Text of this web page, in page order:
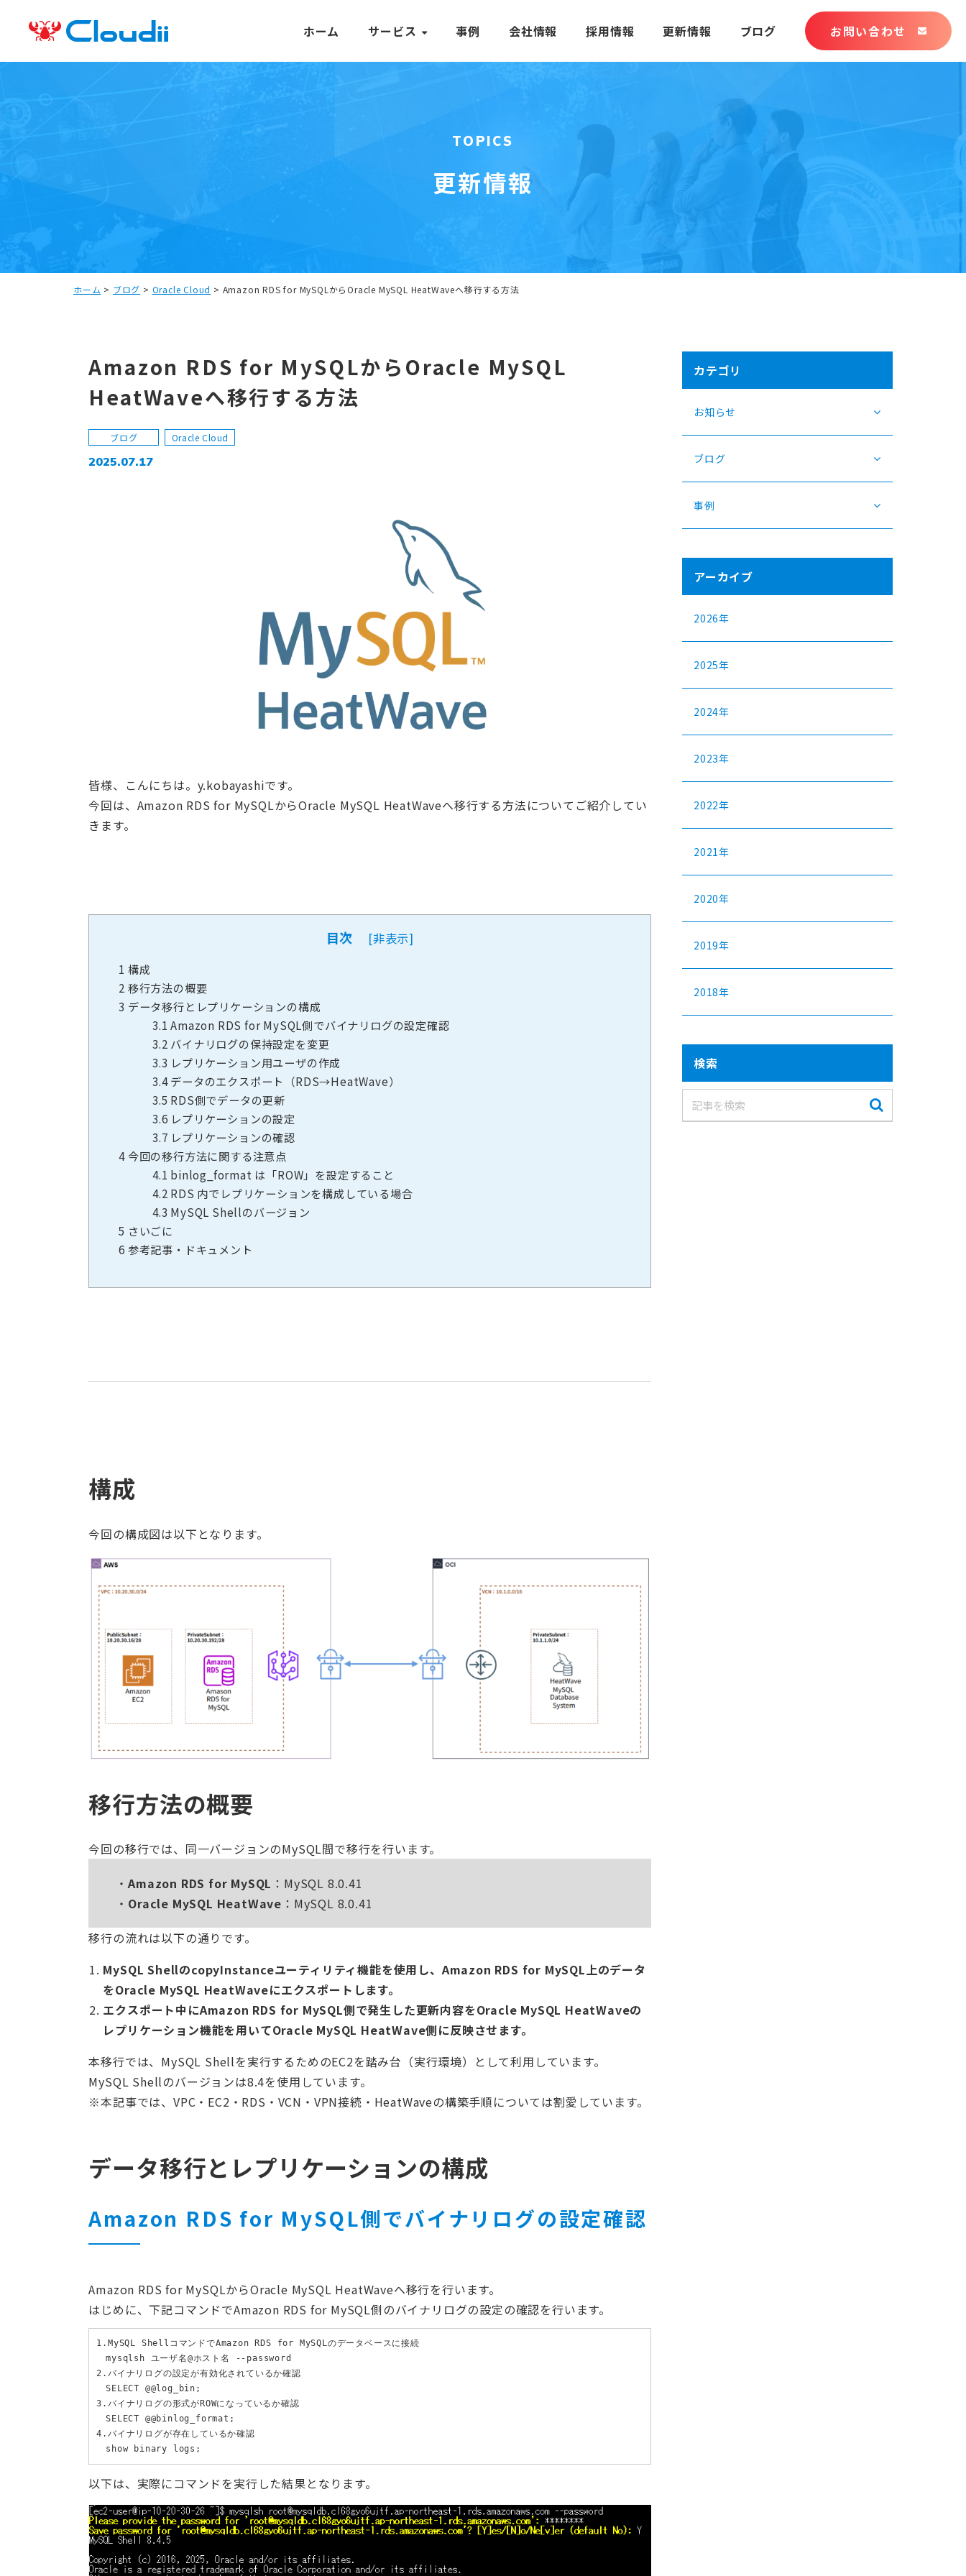
ホーム サービス 事例 会社情報 採用情報 更新情報 ブログ お問い合わせ
TOPICS
更新情報
ホーム > ブログ > Oracle Cloud > Amazon RDS for MySQLからOracle MySQL HeatWaveへ移行する方法
Amazon RDS for MySQLからOracle MySQL
HeatWaveへ移行する方法
ブログ Oracle Cloud
2025.07.17
皆様、こんにちは。y.kobayashiです。
今回は、Amazon RDS for MySQLからOracle MySQL HeatWaveへ移行する方法についてご紹介してい
きます。
目次 [非表示]
1 構成
2 移行方法の概要
3 データ移行とレプリケーションの構成
3.1 Amazon RDS for MySQL側でバイナリログの設定確認
3.2 バイナリログの保持設定を変更
3.3 レプリケーション用ユーザの作成
3.4データのエクスポート（RDS→HeatWave）
3.5 RDS側でデータの更新
3.6 レプリケーションの設定
3.7 レプリケーションの確認
4今回の移行方法に関する注意点
4.1 binlog_format は「ROW」を設定すること
4.2 RDS 内でレプリケーションを構成している場合
4.3 MySQL Shellのバージョン
5 さいごに
6 参考記事・ドキュメント
構成
今回の構成図は以下となります。
移行方法の概要
今回の移行では、同一バージョンのMySQL間で移行を行います。
Amazon RDS for MySQL ：MySQL 8.0.41
Oracle MySQL HeatWave ：MySQL 8.0.41
移行の流れは以下の通りです。
MySQL ShellのcopyInstanceユーティリティ機能を使用し、Amazon RDS for MySQL上のデータ
をOracle MySQL HeatWaveにエクスポートします。
エクスポート中にAmazon RDS for MySQL側で発生した更新内容をOracle MySQL HeatWaveの
レプリケーション機能を用いてOracle MySQL HeatWave側に反映させます。
本移行では、MySQL Shellを実行するためのEC2を踏み台（実行環境）として利用しています。
MySQL Shellのバージョンは8.4を使用しています。
※本記事では、VPC・EC2・RDS・VCN・VPN接続・HeatWaveの構築手順については割愛しています。
データ移行とレプリケーションの構成
Amazon RDS for MySQL側でバイナリログの設定確認
Amazon RDS for MySQLからOracle MySQL HeatWaveへ移行を行います。
はじめに、下記コマンドでAmazon RDS for MySQL側のバイナリログの設定の確認を行います。
1.MySQL ShellコマンドでAmazon RDS for MySQLのデータベースに接続
mysqlsh ユーザ名@ホスト名 --password
2.バイナリログの設定が有効化されているか確認
SELECT @@log_bin;
3.バイナリログの形式がROWになっているか確認
SELECT @@binlog_format;
4.バイナリログが存在しているか確認
show binary logs;
以下は、実際にコマンドを実行した結果となります。
カテゴリ
お知らせ
ブログ
事例
アーカイブ
2026年
2025年
2024年
2023年
2022年
2021年
2020年
2019年
2018年
検索